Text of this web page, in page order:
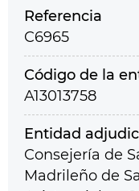
Referencia
C6965
Código de la
A13013758
Entidad
Consejería de
Madrileño de